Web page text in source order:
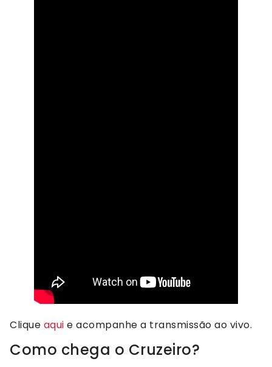
Clique aqui e acompanhe a transmissão ao vivo.
Como chega o Cruzeiro?